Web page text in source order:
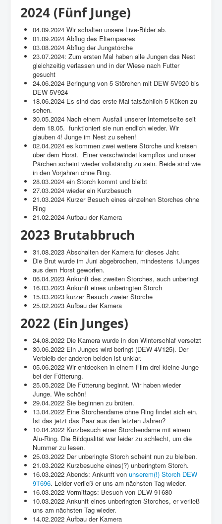
2024 (Fünf Junge)
04.09.2024 Wir schalten unsere Live-Bilder ab.
01.09.2024 Abflug des Elternpaares
03.08.2024 Abflug der Jungstörche
23.07.2024: Zum ersten Mal haben alle Jungen das Nest
gleichzeitig verlassen und in der Wiese nach Futter
gesucht
24.06.2024 Beringung von 5 Störchen mit DEW 5V920 bis
DEW 5V924
18.06.2024 Es sind das erste Mal tatsächlich 5 Küken zu
sehen.
30.05.2024 Nach einem Ausfall unserer Internetseite seit
dem 18.05. funktioniert sie nun endlich wieder. Wir
glauben 4! Junge im Nest zu sehen!
02.04.2024 es kommen zwei weitere Störche und kreisen
über dem Horst. Einer verschwindet kampflos und unser
Pärchen scheint wieder vollständig zu sein. Beide sind wie
in den Vorjahren ohne Ring.
28.03.2024 ein Storch kommt und bleibt
27.03.2024 wieder ein Kurzbesuch
21.03.2024 Kurzer Besuch eines einzelnen Storches ohne
Ring
21.02.2024 Aufbau der Kamera
2023 Brutabbruch
31.08.2023 Abschalten der Kamera für dieses Jahr.
Die Brut wurde im Juni abgebrochen, mindestens 1Junges
aus dem Horst geworfen.
06.04.2023 Ankunft des zweiten Storches, auch unberingt
16.03.2023 Ankunft eines unberingten Storch
15.03.2023 kurzer Besuch zweier Störche
25.02.2023 Aufbau der Kamera
2022 (Ein Junges)
24.08.2022 Die Kamera wurde in den Winterschlaf versetzt
30.06.2022 Ein Junges wird beringt (DEW 4V125). Der
Verbleib der anderen beiden ist unklar.
05.06.2022 Wir entdecken in einem Film drei kleine Junge
bei der Fütterung.
25.05.2022 Die Fütterung beginnt. Wir haben wieder
Junge. Wie schön!
29.04.2022 Sie beginnen zu brüten.
13.04.2022 Eine Storchendame ohne Ring findet sich ein.
Ist das jetzt das Paar aus den letzten Jahren?
10.04.2022 Kurzbesuch einer Storchendame mit einem
Alu-Ring. Die Bildqualität war leider zu schlecht, um die
Nummer zu lesen.
25.03.2022 Der unberingte Storch scheint nun zu bleiben.
21.03.2022 Kurzbesuche eines(?) unberingtem Storch.
16.03.2022 Abends: Ankunft von unserem(!) Storch DEW
9T696. Leider verließ er uns am nächsten Tag wieder.
16.03.2022 Vormittags: Besuch von DEW 9T680
10.03.2022 Ankunft eines unberingten Storches, er verließ
uns am nächsten Tag wieder.
14.02.2022 Aufbau der Kamera